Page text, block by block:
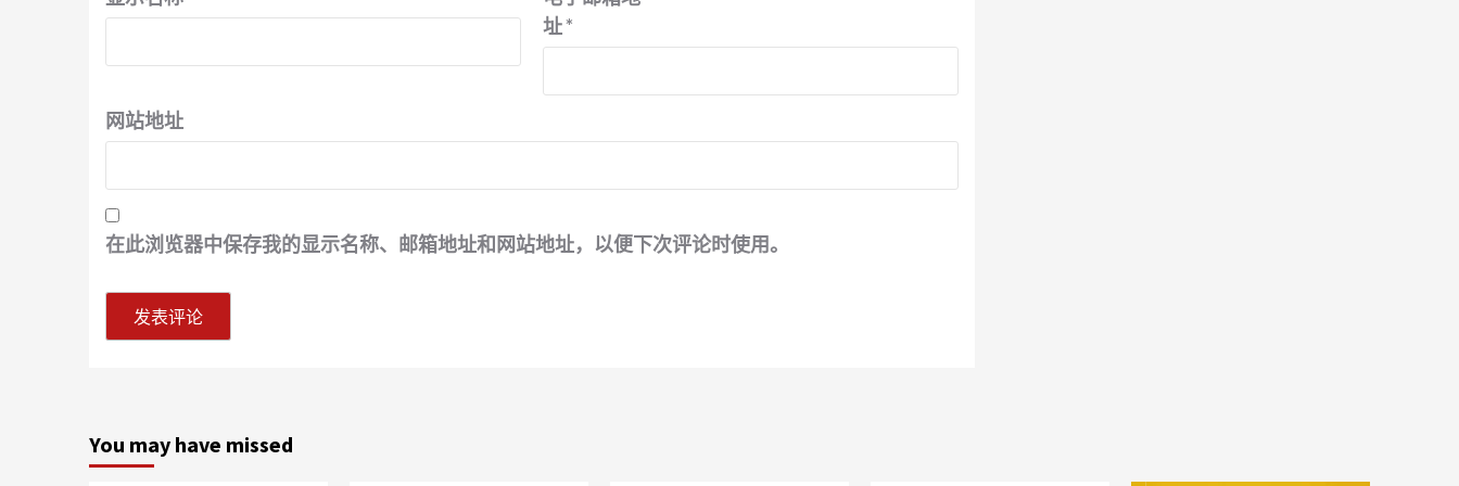
址*
网站地址
在此浏览器中保存我的显示名称、邮箱地址和网站地址，以便下次评论时使用。
You may have missed